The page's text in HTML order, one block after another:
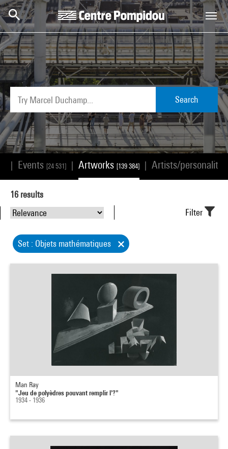
Skip to main content
Centre Pompidou
Search
Events [24 531] Artworks [139 384] Artists/
16 results
Filter
Set : Objets mathématiques
Man Ray
"Jeu de polyèdres pouvant remplir l'?"
1934 - 1936